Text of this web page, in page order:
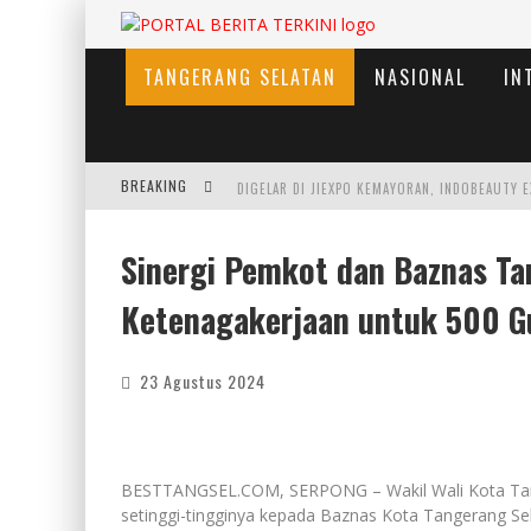
TANGERANG SELATAN NASIONAL
BREAKING
JUMAT BERKAH, BRI BEKASI HARAPAN INDAH
Sinergi Pemkot dan Baznas
Ketenagakerjaan untuk 500
23 Agustus 2024
BESTTANGSEL.COM, SERPONG – Wakil Wali Kota
setinggi-tingginya kepada Baznas Kota Tangerang